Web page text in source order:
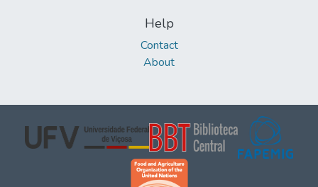
Help
Contact
About